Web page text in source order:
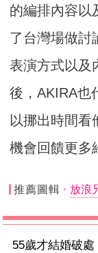
的編排內容以
了台灣場做討
表演方式以及
後，AKIRA也
以挪出時間看
機會回饋更多
推薦圖輯 放浪
55歲才結婚破